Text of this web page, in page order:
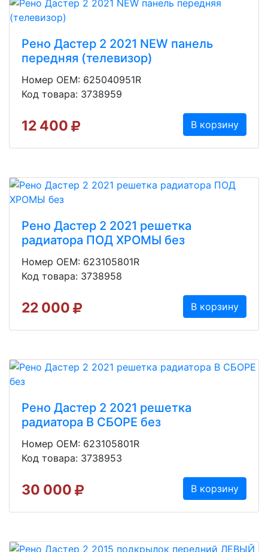
Рено Дастер 2 2021 NEW панель
передняя (телевизор)
Номер OEM: 625040951R
Код товара: 3738959
12 400 В корзину
Рено Дастер 2 2021 решетка
радиатора ПОД ХРОМЫ без
Номер OEM: 623105801R
Код товара: 3738958
22 000 В корзину
Рено Дастер 2 2021 решетка
радиатора В СБОРЕ без
Номер OEM: 623105801R
Код товара: 3738953
30 000 В корзину